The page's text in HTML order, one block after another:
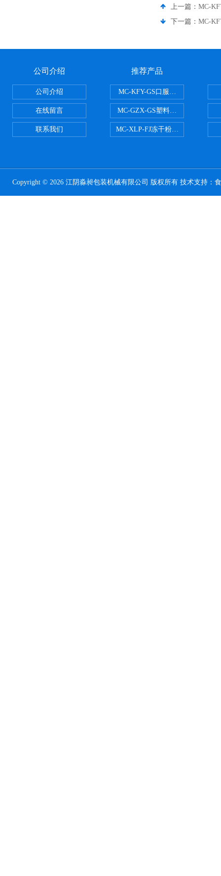
上一篇： MC-
下一篇： MC-
公司介绍
公司介绍
在线留言
联系我们
推荐产品
MC-KFY-GS口服液灌装线
MC-GZX-GS塑料瓶高速跟踪式灌
MC-XLP-FJ冻干粉西林瓶灌装机
Copyright © 2026 江阴淼昶包装机械有限公司 版权所有 技术支持：